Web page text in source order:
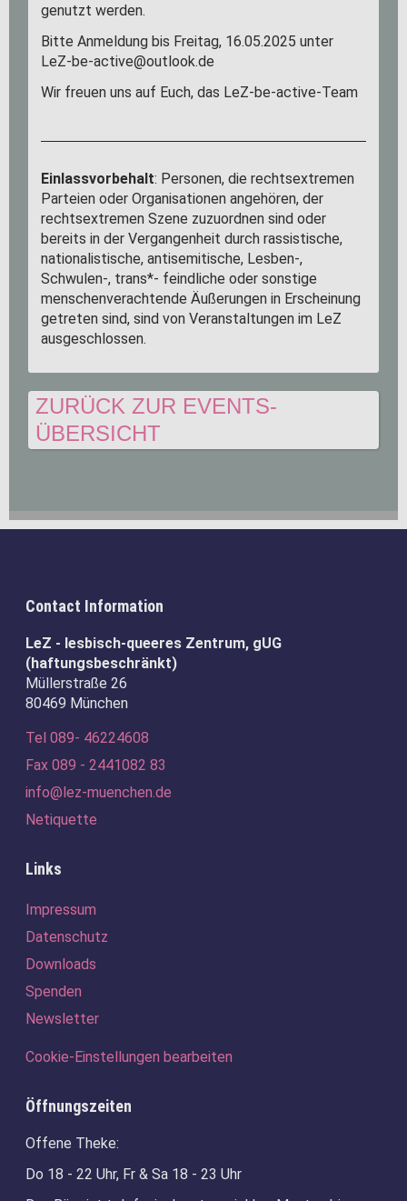
genutzt werden.
Bitte Anmeldung bis Freitag, 16.05.2025 unter
LeZ-be-active@outlook.de
Wir freuen uns auf Euch, das LeZ-be-active-Team
Einlassvorbehalt: Personen, die rechtsextremen
Parteien oder Organisationen angehören, der
rechtsextremen Szene zuzuordnen sind oder
bereits in der Vergangenheit durch rassistische,
nationalistische, antisemitische, Lesben-,
Schwulen-, trans*- feindliche oder sonstige
menschenverachtende Äußerungen in Erscheinung
getreten sind, sind von Veranstaltungen im LeZ
ausgeschlossen.
ZURÜCK ZUR EVENTS-
ÜBERSICHT
Contact Information
LeZ - lesbisch-queeres Zentrum, gUG
(haftungsbeschränkt)
Müllerstraße 26
80469 München
Tel 089- 46224608
Fax 089 - 2441082 83
info@lez-muenchen.de
Netiquette
Links
Navigation
überspringen
Impressum
Datenschutz
Downloads
Spenden
Newsletter
Cookie-Einstellungen bearbeiten
Öffnungszeiten
Offene Theke:
Do 18 - 22 Uhr, Fr & Sa 18 - 23 Uhr